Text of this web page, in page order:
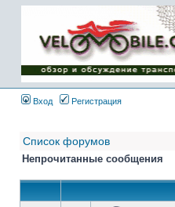
Имя пользователя:
Пароль:
{ LOG_ME_IN_SHORT
}
Вход Регистрация
Список форумов
Непрочитанные сообщения